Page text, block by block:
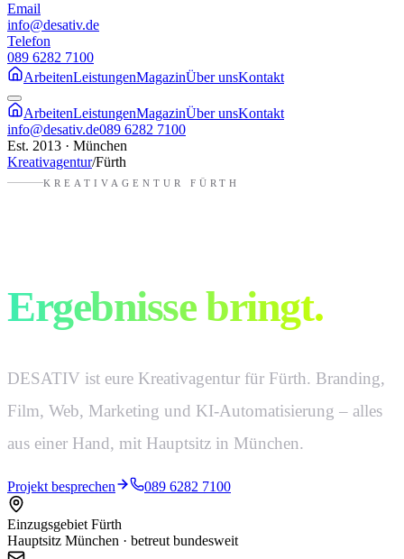
Email
info@desativ.de
Telefon
089 6282 7100
ArbeitenLeistungenMagazinÜber unsKontakt
ArbeitenLeistungenMagazinÜber unsKontakt
info@desativ.de089 6282 7100
Est. 2013 · München
Kreativagentur/Fürth
KREATIVAGENTUR FÜRTH
Ergebnisse bringt.
DESATIV ist eure Kreativagentur für Fürth. Branding,
Film, Web, Marketing und KI-Automatisierung – alles
aus einer Hand, mit Hauptsitz in München.
Projekt besprechen 089 6282 7100
Einzugsgebiet Fürth
Hauptsitz München · betreut bundesweit